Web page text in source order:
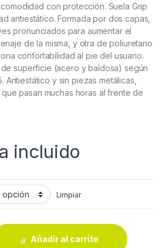
con protección. Suela Grip
antiestático. Formada por dos capas,
pronunciados para aumentar el
de la misma, y otra de poliuretano
confortabilidad al pie del usuario.
superficie (acero y baldosa) según
Antiestático y sin piezas metálicas,
pasan muchas horas al frente de
incluido
Limpiar
GRIS quantity
Añadir al carrito